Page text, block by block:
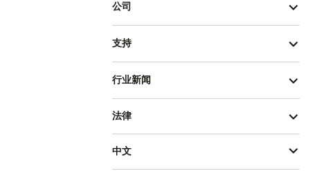
公司
支持
行业新闻
法律
中文